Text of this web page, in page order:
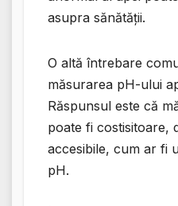
asupra sănătății.
O altă întrebare
măsurarea pH-ului
Răspunsul este că
poate fi costisitoare,
accesibile, cum ar fi
pH.